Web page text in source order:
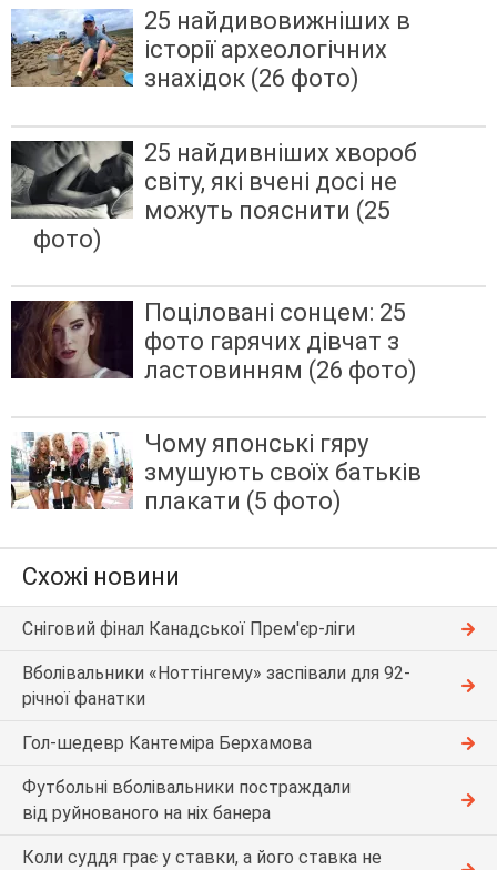
25 найдивовижніших в
історії археологічних
знахідок (26 фото)
25 найдивніших хвороб
світу, які вчені досі не
можуть пояснити (25
фото)
Поціловані сонцем: 25
фото гарячих дівчат з
ластовинням (26 фото)
Чому японські гяру
змушують своїх батьків
плакати (5 фото)
Схожі новини
Сніговий фінал Канадської Прем'єр-ліги
Вболівальники «Ноттінгему» заспівали для 92-
річної фанатки
Гол-шедевр Кантеміра Берхамова
Футбольні вболівальники постраждали
від руйнованого на ніх банера
Коли суддя грає у ставки, а його ставка не